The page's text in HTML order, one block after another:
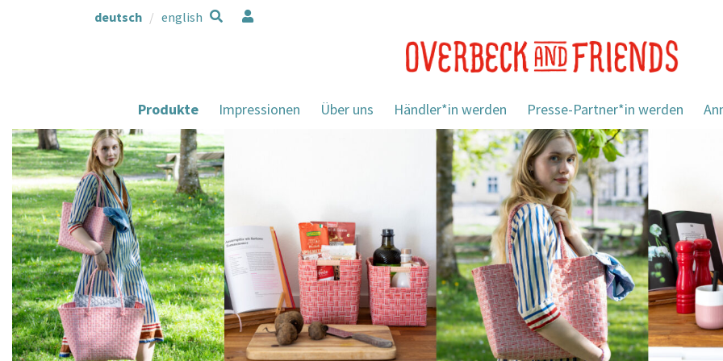
deutsch english
Produkte Impressionen Über uns Händler*in werden Presse-Partner*in werden